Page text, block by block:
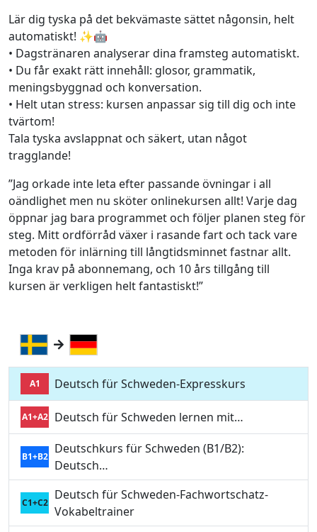
Lär dig tyska på det bekvämaste sättet någonsin, helt
automatiskt! ✨🤖
• Dagstränaren analyserar dina framsteg automatiskt.
• Du får exakt rätt innehåll: glosor, grammatik,
meningsbyggnad och konversation.
• Helt utan stress: kursen anpassar sig till dig och inte
tvärtom!
Tala tyska avslappnat och säkert, utan något
tragglande!
”Jag orkade inte leta efter passande övningar i all
oändlighet men nu sköter onlinekursen allt! Varje dag
öppnar jag bara programmet och följer planen steg för
steg. Mitt ordförråd växer i rasande fart och tack vare
metoden för inlärning till långtidsminnet fastnar allt.
Inga krav på abonnemang, och 10 års tillgång till
kursen är verkligen helt fantastiskt!”
A1 Deutsch für Schweden-Expresskurs
A1+A2 Deutsch für Schweden lernen mit…
B1+B2
Deutschkurs für Schweden (B1/B2):
Deutsch…
C1+C2
Deutsch für Schweden-Fachwortschatz-
Vokabeltrainer